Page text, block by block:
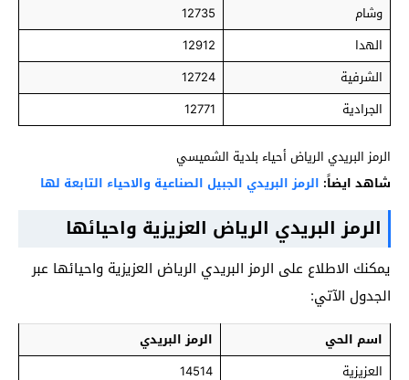
وشام
12735
الهدا
12912
الشرفية
12724
الجرادية
12771
الرمز البريدي الرياض أحياء بلدية الشميسي
شاهد ايضاً: الرمز البريدي الجبيل الصناعية والاحياء التابعة لها
الرمز البريدي الرياض العزيزية واحيائها
يمكنك الاطلاع على الرمز البريدي الرياض العزيزية واحيائها عبر
الجدول الآتي:
اسم الحي
الرمز البريدي
العزيزية
14514